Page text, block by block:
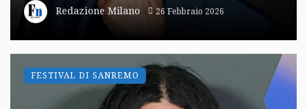
Redazione Milano 26 Febbraio 2026
FESTIVAL DI SANREMO